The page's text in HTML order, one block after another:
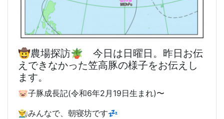
🤠農場探訪🪴 今日は日曜日。昨日お伝
えできなかった笠高豚の様子をお伝えし
ます。
🐷子豚成長記(令和6年2月19日生まれ)〜
👨‍🌾みんなで、朝寝坊です💤